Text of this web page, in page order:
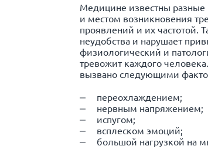
Медицине известны
и местом возникновения
проявлений и их частотой.
неудобства и нарушает
физиологический и
тревожит каждого
вызвано следующими
переохлаждением;
нервным напряжением;
испугом;
всплеском эмоций;
большой нагрузкой на